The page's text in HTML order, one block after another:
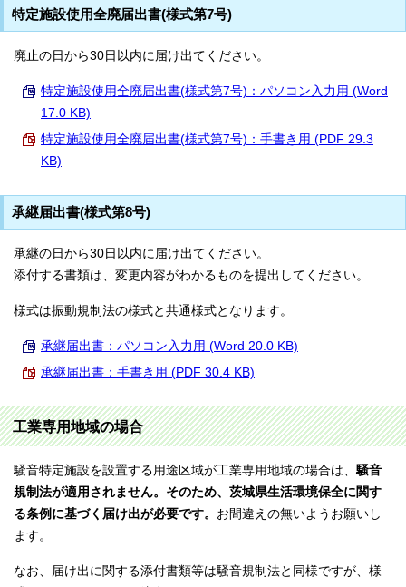
特定施設使用全廃届出書(様式第7号)
廃止の日から30日以内に届け出てください。
特定施設使用全廃届出書(様式第7号)：パソコン入力用 (Word
17.0 KB)
特定施設使用全廃届出書(様式第7号)：手書き用 (PDF 29.3
KB)
承継届出書(様式第8号)
承継の日から30日以内に届け出てください。
添付する書類は、変更内容がわかるものを提出してください。
様式は振動規制法の様式と共通様式となります。
承継届出書：パソコン入力用 (Word 20.0 KB)
承継届出書：手書き用 (PDF 30.4 KB)
工業専用地域の場合
騒音特定施設を設置する用途区域が工業専用地域の場合は、騒音
規制法が適用されません。そのため、茨城県生活環境保全に関す
る条例に基づく届け出が必要です。 お間違えの無いようお願いし
ます。
なお、届け出に関する添付書類等は騒音規制法と同様ですが、様